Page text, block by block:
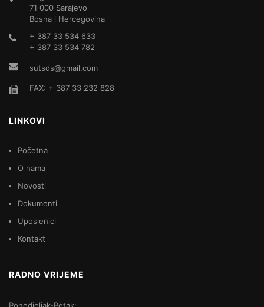
71 000 Sarajevo
Bosna i Hercegovina
+ 387 33 534 633
+ 387 33 534 782
sutsds@gmail.com
FAX: + 387 33 232 828
LINKOVI
Početna
O nama
Novosti
Dokumenti
Uposlenici
Kontakt
RADNO VRIJEME
Ponedjeljak-Petak: